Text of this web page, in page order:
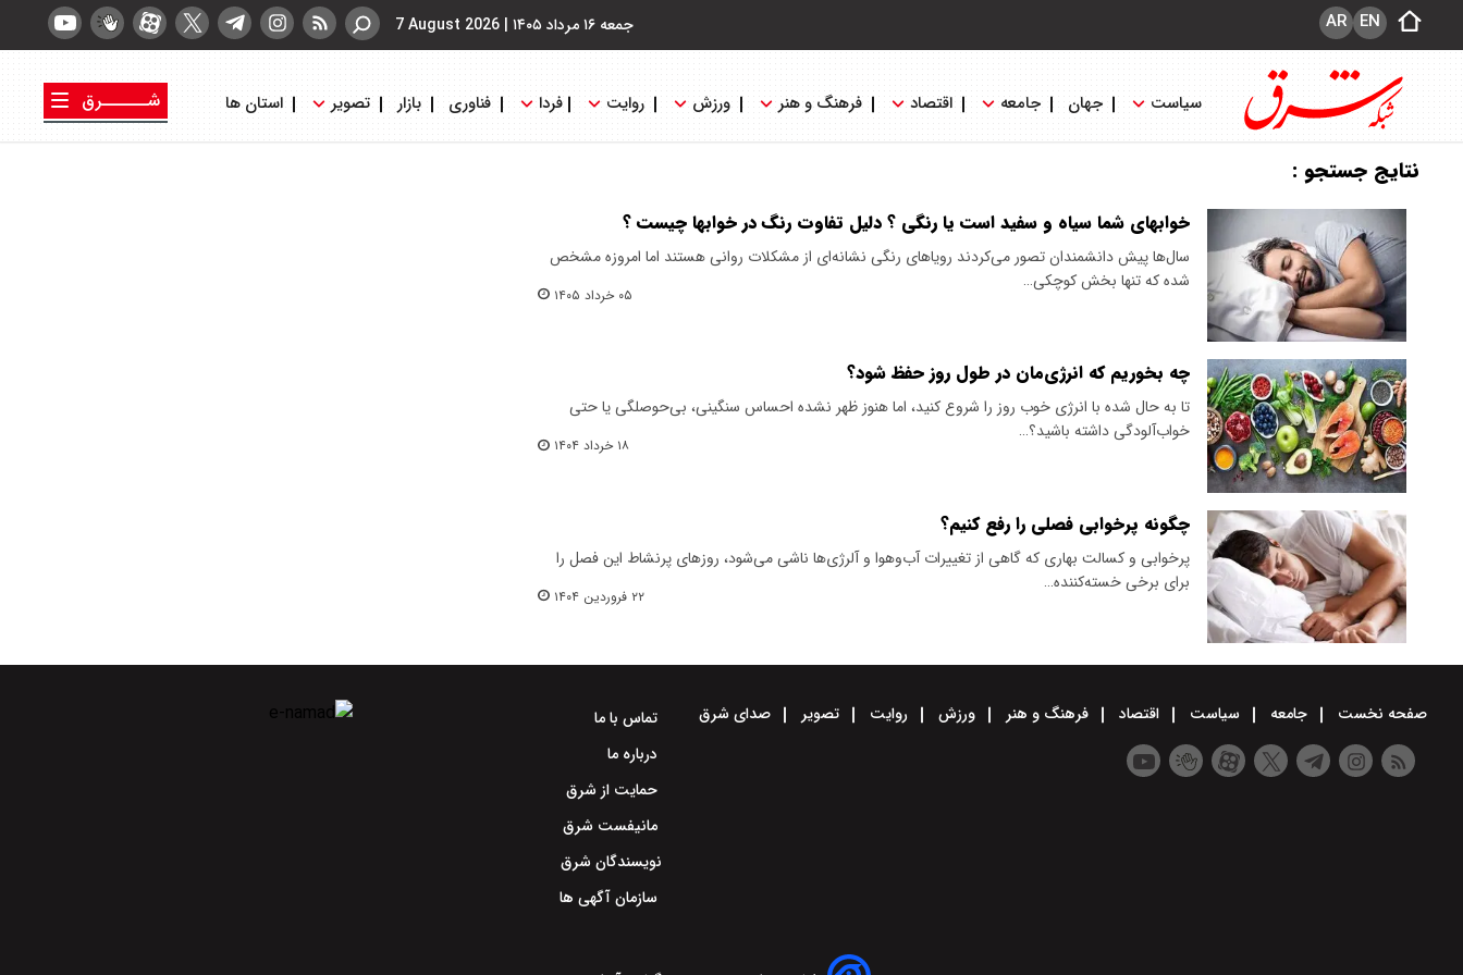
جمعه ۱۶ مرداد ۱۴۰۵ |
7 August 2026 EN
AR
سیاست جهان جامعه اقتصاد فرهنگ و هنر ورزش روایت فردا فناوری بازار تصویر استان ها
شــــــرق
نتایج جستجو :
خوابهای شما سیاه و سفید است یا رنگی ؟ دلیل تفاوت رنگ در خوابها چیست ؟
سال‌ها پیش دانشمندان تصور می‌کردند رویاهای رنگی نشانه‌ای از مشکلات روانی هستند اما امروزه مشخص
شده که تنها بخش کوچکی…
۰۵ خرداد ۱۴۰۵
چه بخوریم که انرژی‌مان در طول روز حفظ شود؟
تا به حال شده با انرژی خوب روز را شروع کنید، اما هنوز ظهر نشده احساس سنگینی، بی‌حوصلگی یا حتی
خواب‌آلودگی داشته باشید؟…
۱۸ خرداد ۱۴۰۴
چگونه پرخوابی فصلی را رفع کنیم؟
پرخوابی و کسالت بهاری که گاهی از تغییرات آب‌وهوا و آلرژی‌ها ناشی می‌شود، روزهای پرنشاط این فصل را
برای برخی خسته‌کننده…
۲۲ فروردین ۱۴۰۴
صفحه نخست جامعه سیاست اقتصاد فرهنگ و هنر ورزش روایت تصویر صدای شرق
تماس با ما
درباره ما
حمایت از شرق
مانیفست شرق
نویسندگان شرق
سازمان آگهی ها